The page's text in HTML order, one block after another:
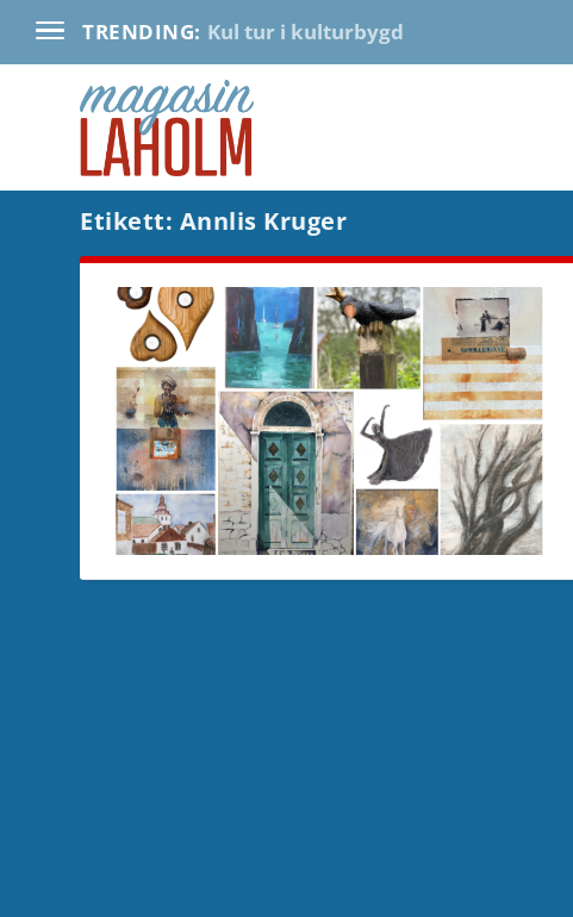
TRENDING: Kul tur i kulturbygd
Etikett: Annlis Kruger